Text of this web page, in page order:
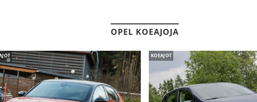
OPEL KOEAJOJA
KOEAJOT